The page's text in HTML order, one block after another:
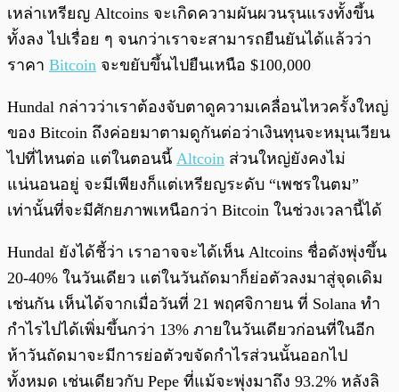
เหล่าเหรียญ Altcoins จะเกิดความผันผวนรุนแรงทั้งขึ้น
ทั้งลง ไปเรื่อย ๆ จนกว่าเราจะสามารถยืนยันได้แล้วว่า
ราคา Bitcoin จะขยับขึ้นไปยืนเหนือ $100,000
Hundal กล่าวว่าเราต้องจับตาดูความเคลื่อนไหวครั้งใหญ่
ของ Bitcoin ถึงค่อยมาตามดูกันต่อว่าเงินทุนจะหมุนเวียน
ไปที่ไหนต่อ แต่ในตอนนี้ Altcoin ส่วนใหญ่ยังคงไม่
แน่นอนอยู่ จะมีเพียงก็แต่เหรียญระดับ “เพชรในตม”
เท่านั้นที่จะมีศักยภาพเหนือกว่า Bitcoin ในช่วงเวลานี้ได้
Hundal ยังได้ชี้ว่า เราอาจจะได้เห็น Altcoins ชื่อดังพุ่งขึ้น
20-40% ในวันเดียว แต่ในวันถัดมาก็ย่อตัวลงมาสู่จุดเดิม
เช่นกัน เห็นได้จากเมื่อวันที่ 21 พฤศจิกายน ที่ Solana ทำ
กำไรไปได้เพิ่มขึ้นกว่า 13% ภายในวันเดียวก่อนที่ในอีก
ห้าวันถัดมาจะมีการย่อตัวขจัดกำไรส่วนนั้นออกไป
ทั้งหมด เช่นเดียวกับ Pepe ที่แม้จะพุ่งมาถึง 93.2% หลังลิ